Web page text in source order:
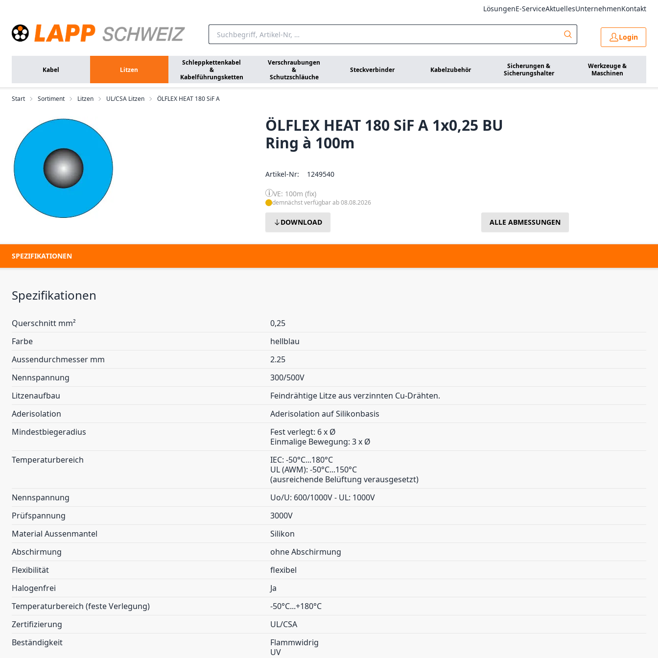
LösungenE-ServiceAktuellesUnternehmenKontakt
Login
Kabel Litzen
Schleppkettenkabel
&
Kabelführungsketten
Verschraubungen
&
Schutzschläuche
Steckverbinder Kabelzubehör
Sicherungen &
Sicherungshalter
Werkzeuge &
Maschinen
Start Sortiment Litzen UL/CSA Litzen ÖLFLEX HEAT 180 SiF A
ÖLFLEX HEAT 180 SiF A 1x0,25 BU
Ring à 100m
Artikel-Nr: 1249540
VE: 100m (fix)
demnächst verfügbar ab 08.08.2026
DOWNLOAD ALLE ABMESSUNGEN
SPEZIFIKATIONEN
Spezifikationen
Querschnitt mm²
0,25
Farbe
hellblau
Aussendurchmesser mm
2.25
Nennspannung
300/500V
Litzenaufbau
Feindrähtige Litze aus verzinnten Cu-Drähten.
Aderisolation
Aderisolation auf Silikonbasis
Mindestbiegeradius
Fest verlegt: 6 x Ø
Einmalige Bewegung: 3 x Ø
Temperaturbereich
IEC: -50°C...180°C
UL (AWM): -50°C...150°C
(ausreichende Belüftung verausgesetzt)
Nennspannung
Uo/U: 600/1000V - UL: 1000V
Prüfspannung
3000V
Material Aussenmantel
Silikon
Abschirmung
ohne Abschirmung
Flexibilität
flexibel
Halogenfrei
Ja
Temperaturbereich (feste Verlegung)
-50°C...+180°C
Zertifizierung
UL/CSA
Beständigkeit
Flammwidrig
UV